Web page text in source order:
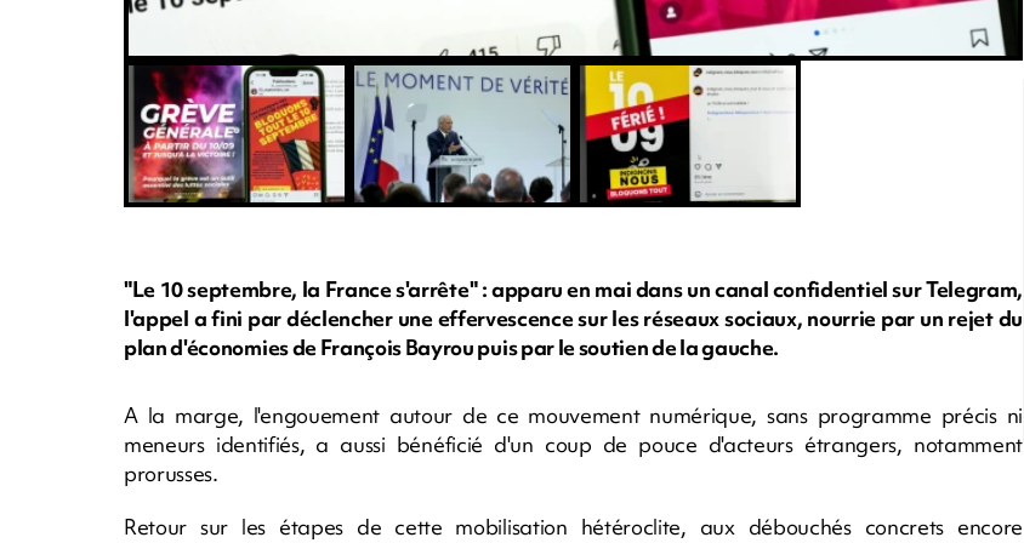
"Le 10 septembre, la France s'arrête" : apparu en mai dans un canal confidentiel sur Telegram,
l'appel a fini par déclencher une effervescence sur les réseaux sociaux, nourrie par un rejet du
plan d'économies de François Bayrou puis par le soutien de la gauche.
A la marge, l'engouement autour de ce mouvement numérique, sans programme précis ni
meneurs identifiés, a aussi bénéficié d'un coup de pouce d'acteurs étrangers, notamment
prorusses.
Retour sur les étapes de cette mobilisation hétéroclite, aux débouchés concrets encore